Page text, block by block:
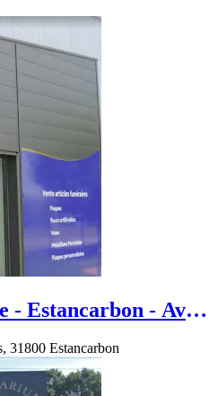
- Estancarbon - Av.
31800 Estancarbon